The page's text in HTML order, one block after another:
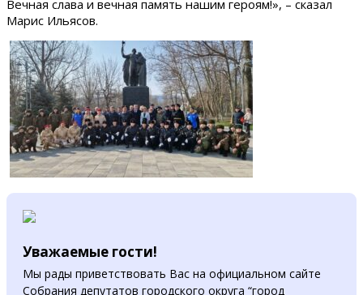
Вечная слава и вечная память нашим героям!», – сказал
Марис Ильясов.
Уважаемые гости!
Мы рады приветствовать Вас на официальном сайте
Собрания депутатов городского округа “город